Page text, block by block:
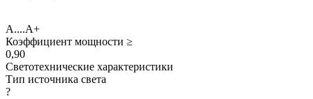
A....A+
Коэффициент мощности ≥
0,90
Светотехнические характеристики
Тип источника света
?